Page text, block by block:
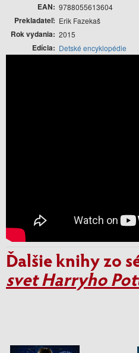
EAN 9788055613604
Prekladateľ Erik Fazekaš
Rok vydania 2015
Edícia Detské encyklopédie
Ďalšie knihy zo
svet Harryho